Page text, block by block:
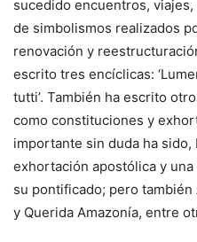
sucedido encuentros,
de simbolismos realizados
renovación y
escrito tres encíclicas:
tutti’. También ha escrito
como constituciones y
importante sin duda ha
exhortación apostólica y
su pontificado; pero
y Querida Amazonía, entre